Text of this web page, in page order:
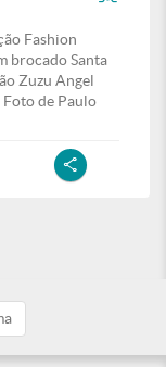
Fashion
brocado Santa
Zuzu Angel
de Paulo